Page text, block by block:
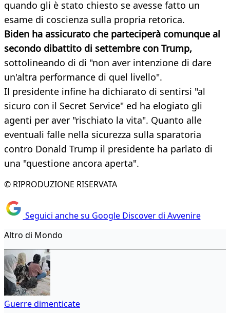
quando gli è stato chiesto se avesse fatto un
esame di coscienza sulla propria retorica.
Biden ha assicurato che parteciperà comunque al
secondo dibattito di settembre con Trump,
sottolineando di di "non aver intenzione di dare
un'altra performance di quel livello".
Il presidente infine ha dichiarato di sentirsi "al
sicuro con il Secret Service" ed ha elogiato gli
agenti per aver "rischiato la vita". Quanto alle
eventuali falle nella sicurezza sulla sparatoria
contro Donald Trump il presidente ha parlato di
una "questione ancora aperta".
© RIPRODUZIONE RISERVATA
Seguici anche su Google Discover di Avvenire
Altro di Mondo
Guerre dimenticate